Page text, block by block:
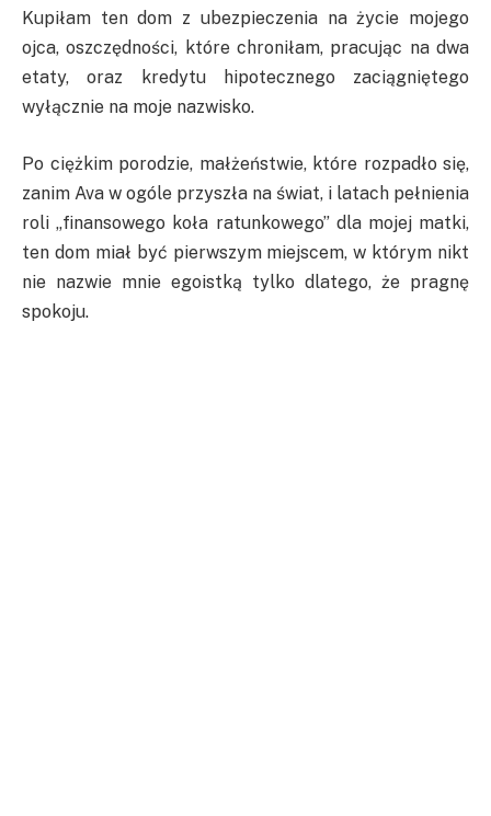
Kupiłam ten dom z ubezpieczenia na życie mojego
ojca, oszczędności, które chroniłam, pracując na dwa
etaty, oraz kredytu hipotecznego zaciągniętego
wyłącznie na moje nazwisko.
Po ciężkim porodzie, małżeństwie, które rozpadło się,
zanim Ava w ogóle przyszła na świat, i latach pełnienia
roli „finansowego koła ratunkowego” dla mojej matki,
ten dom miał być pierwszym miejscem, w którym nikt
nie nazwie mnie egoistką tylko dlatego, że pragnę
spokoju.